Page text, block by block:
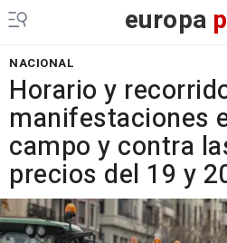
europa
NACIONAL
Horario y
manifestaciones
campo y contra
precios del 19 y